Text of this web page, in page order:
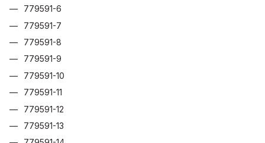
779591-6
779591-7
779591-8
779591-9
779591-10
779591-11
779591-12
779591-13